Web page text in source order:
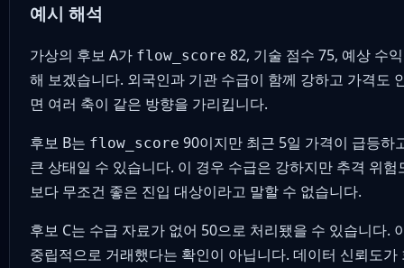
예시 해석
가상의 후보 A가 flow_score 82, 기술 점수 75, 예상 수
해 보겠습니다. 외국인과 기관 수급이 함께 강하고 가격도
면 여러 축이 같은 방향을 가리킵니다.
후보 B는 flow_score 90이지만 최근 5일 가격이 급등하
큰 상태일 수 있습니다. 이 경우 수급은 강하지만 추격 위험
보다 무조건 좋은 진입 대상이라고 말할 수 없습니다.
후보 C는 수급 자료가 없어 50으로 처리됐을 수 있습니다.
중립적으로 거래했다는 확인이 아닙니다. 데이터 신뢰도가